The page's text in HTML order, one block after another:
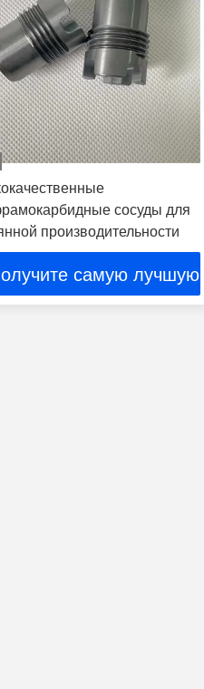
сосуды для
производительности
самую лучшую